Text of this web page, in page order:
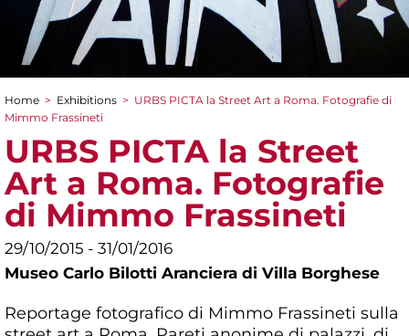
You are here
Home > Exhibitions > URBS PICTA la Street Art a Roma. Fotografie di
Mimmo Frassineti
URBS PICTA la Street
Art a Roma. Fotografie
di Mimmo Frassineti
29/10/2015 - 31/01/2016
Museo Carlo Bilotti Aranciera di Villa Borghese
Reportage fotografico di Mimmo Frassineti sulla